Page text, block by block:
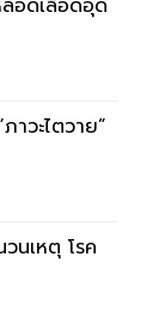
าวะไตวาย”
นเหตุ โรค